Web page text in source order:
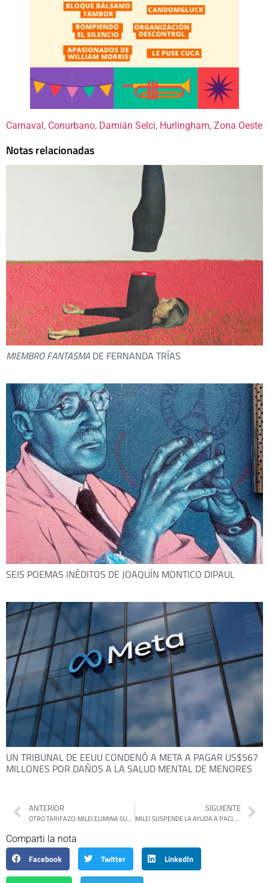
Carnaval , Conurbano, Damián Selci, Hurlingham, Zona Oeste
Notas relacionadas
MIEMBRO FANTASMA DE FERNANDA TRÍAS
SEIS POEMAS INÉDITOS DE JOAQUÍN MONTICO DIPAUL
UN TRIBUNAL DE EEUU CONDENÓ A META A PAGAR US$567
MILLONES POR DAÑOS A LA SALUD MENTAL DE MENORES
ANTERIOR
OTRO TARIFAZO: MILEI ELIMINA SUBSIDIOS AL TRANSPORTE PÚBLICO Y LIBERA EL PRECIO DE LOS COLECTIVOS
SIGUIENTE
MILEI SUSPENDE LA AYUDA A PACIENTES CON CÁNCER Y ENFERMEDADES CRÓNICAS
Comparti la nota
Facebook
Twitter LinkedIn